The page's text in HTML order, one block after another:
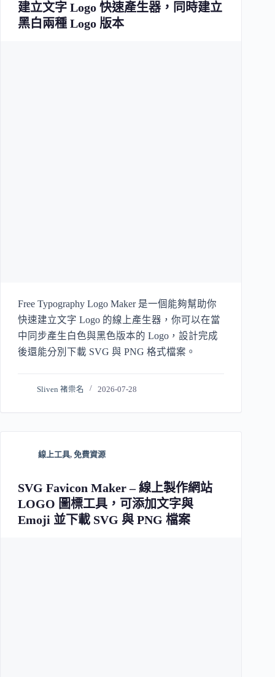
建立文字 Logo 快速產生器，同時建立
黑白兩種 Logo 版本
Free Typography Logo Maker 是一個能夠幫助你
快速建立文字 Logo 的線上產生器，你可以在當
中同步產生白色與黑色版本的 Logo，設計完成
後還能分別下載 SVG 與 PNG 格式檔案。
Sliven 褚崇名 2026-07-28
線上工具, 免費資源
SVG Favicon Maker – 線上製作網站
LOGO 圖標工具，可添加文字與
Emoji 並下載 SVG 與 PNG 檔案